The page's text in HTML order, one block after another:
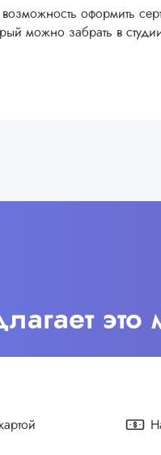
возможность оформить
можно забрать в
это